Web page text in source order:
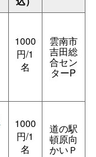
1000
円/1
名
雲南市
吉田総
合セン
ターP
1000
円/1
名
道の駅
頓原向
かいＰ